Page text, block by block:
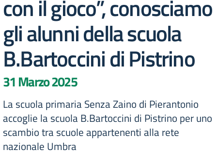
con il gioco”, conosciamo
gli alunni della scuola
B.Bartoccini di Pistrino
31 Marzo 2025
La scuola primaria Senza Zaino di Pierantonio
accoglie la scuola B.Bartoccini di Pistrino per uno
scambio tra scuole appartenenti alla rete
nazionale Umbra